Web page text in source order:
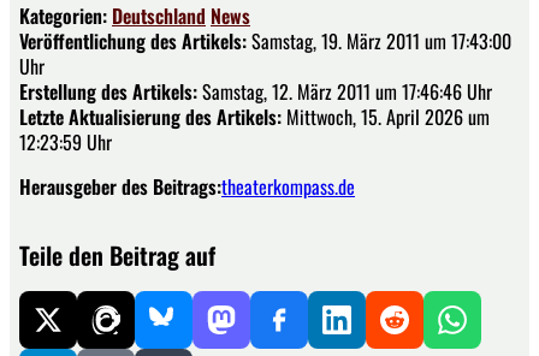
Kategorien: Deutschland News
Veröffentlichung des Artikels:Samstag, 19. März 2011 um 17:43:00
Uhr
Erstellung des Artikels:Samstag, 12. März 2011 um 17:46:46 Uhr
Letzte Aktualisierung des Artikels: Mittwoch, 15. April 2026 um
12:23:59 Uhr
Herausgeber des Beitrags:theaterkompass.de
Teile den Beitrag auf